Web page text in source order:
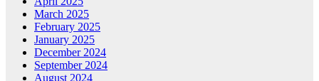
March 2025
February 2025
January 2025
December 2024
September 2024
August 2024